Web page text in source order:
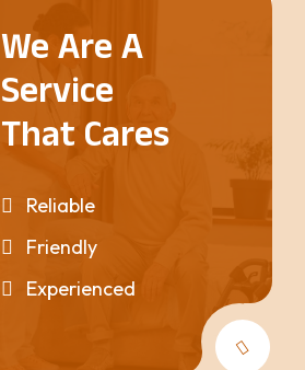
We Are A
Service
That Cares
Reliable
Friendly
Experienced